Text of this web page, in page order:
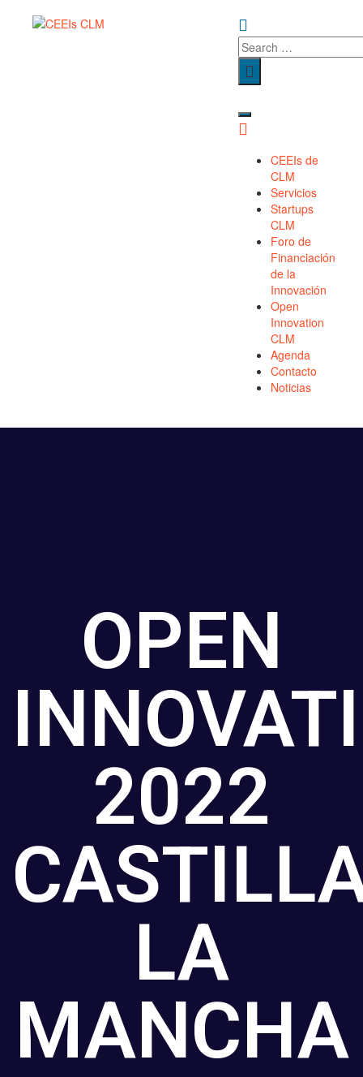
CEEIs de
CLM
Servicios
Startups
CLM
Foro de
Financiación
de la
Innovación​
Open
Innovation
CLM
Agenda
Contacto
Noticias
OPEN
2022
LA
MANCHA